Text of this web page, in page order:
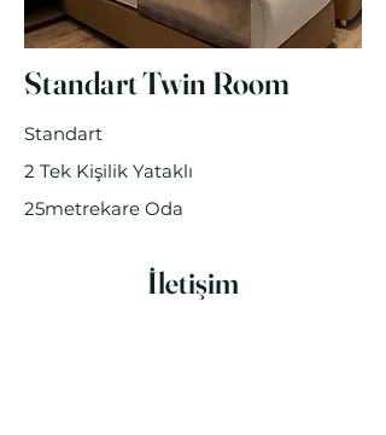
Standart Twin Room
Standart
2 Tek Kişilik Yataklı
25metrekare Oda
İletişim